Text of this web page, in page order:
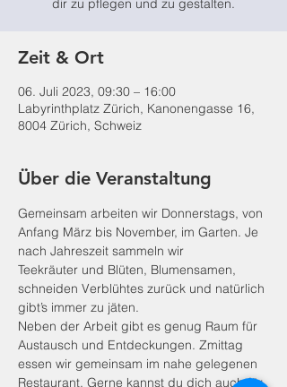
Zeit & Ort
06. Juli 2023, 09:30 – 16:00
Labyrinthplatz Zürich, Kanonengasse 16,
8004 Zürich, Schweiz
Über die Veranstaltung
Gemeinsam arbeiten wir Donnerstags, von
Anfang März bis November, im Garten. Je
nach Jahreszeit sammeln wir
Teekräuter und Blüten, Blumensamen,
schneiden Verblühtes zurück und natürlich
gibt’s immer zu jäten.
Neben der Arbeit gibt es genug Raum für
Austausch und Entdeckungen. Zmittag
essen wir gemeinsam im nahe gelegenen
Restaurant. Gerne kannst du dich auch für